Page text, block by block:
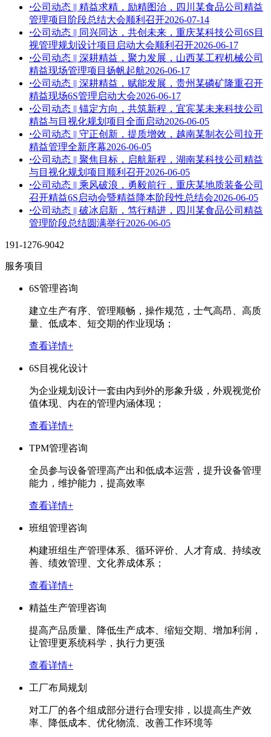
·公司动态 || 精益求精，励精图治，四川某食品公司精益
管理项目阶段总结大会顺利召开2026-07-14
·公司动态 || 同兴同达，共创未来，重庆某科技公司6S目
视管理规划设计项目启动大会顺利召开2026-06-17
·公司动态 || 深耕精益，聚力发展，山西某工程机械公司
精益现场管理项目扬帆起航2026-06-17
·公司动态 || 深耕精益，赋能发展，贵州某磷矿隆重召开
精益现场6S管理启动大会2026-06-17
·公司动态 || 锚定方向，共筑新程，宜宾某未来科技公司
精益与目视化规划项目全面启动2026-06-05
·公司动态 || 守正创新，提质增效，越南某制衣公司拉开
精益管理全新序幕2026-06-05
·公司动态 || 聚焦目标，启航新程，湖南某科技公司精益
与目视化规划项目顺利召开2026-06-05
·公司动态 || 乘风破浪，勇毅前行，重庆某地质装备公司
召开精益6S启动会暨精益降本阶段性总结会2026-06-05
·公司动态 || 破冰启新，笃行精进，四川某食品公司精益
管理阶段总结圆满举行2026-06-05
191-1276-9042
服务项目
6S管理咨询
建立生产有序、管理顺畅，操作规范，士气高昂、高质
量、低成本、短交期的作业现场；
查看详情+
6S目视化设计
为企业规划设计一套由内到外的形象升级，外观视觉价
值体现、内在的管理内涵体现；
查看详情+
TPM管理咨询
全员参与设备管理高产出和低成本运营，提升设备管理
能力，维护能力，提高效率
查看详情+
班组管理咨询
构建班组生产管理体系、循环评价、人才育成、持续改
善、绩效管理、文化养成体系；
查看详情+
精益生产管理咨询
提高产品质量、降低生产成本、缩短交期、增加利润，
让管理更系统科学，执行力更强
查看详情+
工厂布局规划
对工厂的各个组成部分进行合理安排，以提高生产效
率、降低成本、优化物流、改善工作环境等